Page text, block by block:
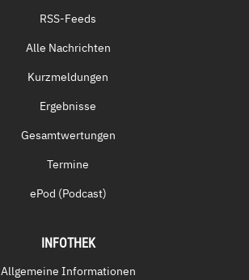
RSS-Feeds
Alle Nachrichten
Kurzmeldungen
Ergebnisse
Gesamtwertungen
Termine
ePod (Podcast)
INFOTHEK
Allgemeine Informationen